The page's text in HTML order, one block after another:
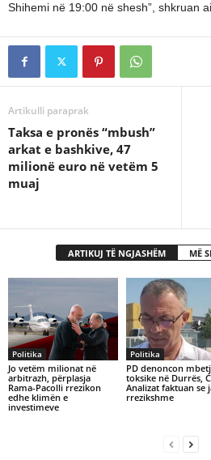
Shihemi në 19:00 në shesh”, shkruan
Artikulli paraprak
Taksa e pronës “mbush”
arkat e bashkive, 47
milionë euro në vetëm 5
muaj
ARTIKUJ TË NGJASHËM MË
Politika
Jo vetëm milionat në
arbitrazh, përplasja
Rama-Pacolli rrezikon
edhe klimën e
investimeve
Politika
PD denoncon
toksike në Durrës,
Analizat faktuan se
rrezikshme